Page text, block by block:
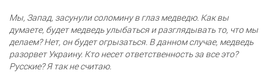
Мы, Запад, засунули соломину в глаз медведю. Как вы
думаете, будет медведь улыбаться и разглядывать то, что мы
делаем? Нет, он будет огрызаться. В данном случае, медведь
разорвет Украину. Кто несет ответственность за все это?
Русские? Я так не считаю.